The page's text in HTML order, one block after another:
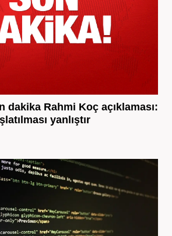
dakika Rahmi Koç açıklaması:
yanlıştır